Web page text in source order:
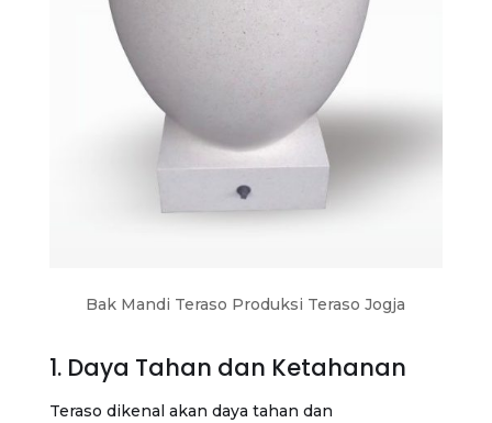
Bak Mandi Teraso Produksi Teraso Jogja
1. Daya Tahan dan Ketahanan
Teraso dikenal akan daya tahan dan